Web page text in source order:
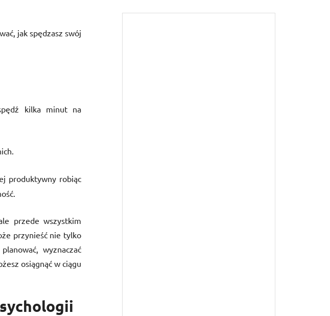
jak spędzasz swój
kilka minut na
produktywny robiąc
przede wszystkim
przynieść nie tylko
wyznaczać
osiągnąć w ciągu